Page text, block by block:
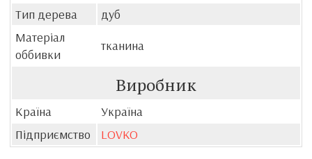
Тип дерева
дуб
Матеріал
оббивки
тканина
Виробник
Країна
Україна
Підприємство
LOVKO